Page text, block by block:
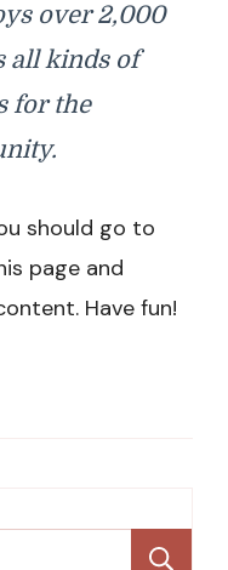
over 2,000
all kinds of
for the
should go to
page and
Have fun!